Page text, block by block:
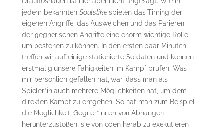
jedem bekannten Soulslikespielen das Timing der
eigenen Angriffe, das Ausweichen und das Parieren
der gegnerischen Angriffe eine enorm wichtige Rolle,
um bestehen zu können. In den ersten paar Minuten
treffen wir auf einige stationierte Soldaten und können
erstmalig unsere Fähigkeiten im Kampf prüfen. Was
mir persönlich gefallen hat, war, dass man als
Spieler*in auch mehrere Möglichkeiten hat, um dem
direkten Kampf zu entgehen. So hat man zum Beispiel
die Möglichkeit, Gegner*innen von Abhängen
herunterzustoßen, sie von oben herab zu exekutieren